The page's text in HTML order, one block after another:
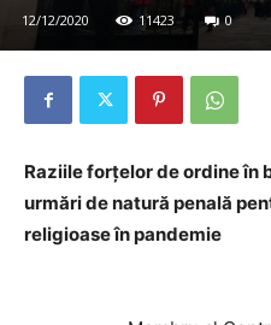
12/12/2020 11423 0
Raziile forțelor de ordine în
urmări de natură penală
religioase în pandemie